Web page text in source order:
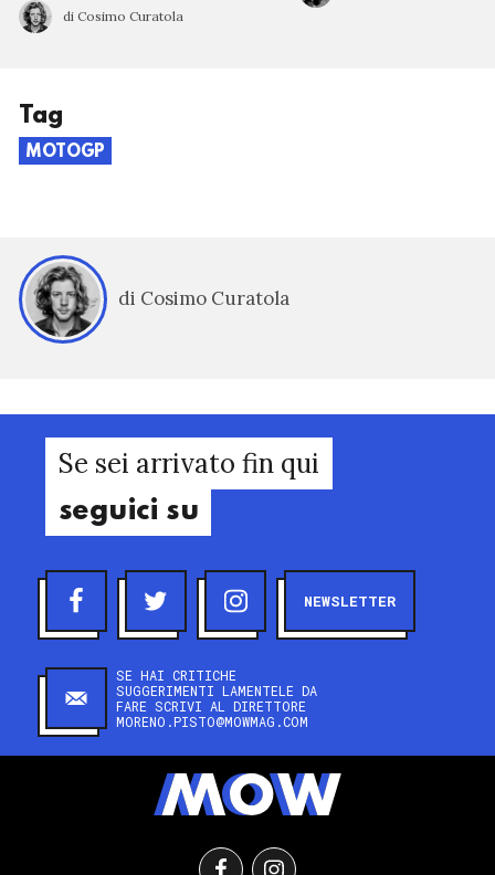
di Cosimo Curatola
Tag
MOTOGP
di Cosimo Curatola
Se sei arrivato fin qui
seguici su
NEWSLETTER
SE HAI CRITICHE
SUGGERIMENTI LAMENTELE DA
FARE SCRIVI AL DIRETTORE
MORENO.PISTO@MOWMAG.COM